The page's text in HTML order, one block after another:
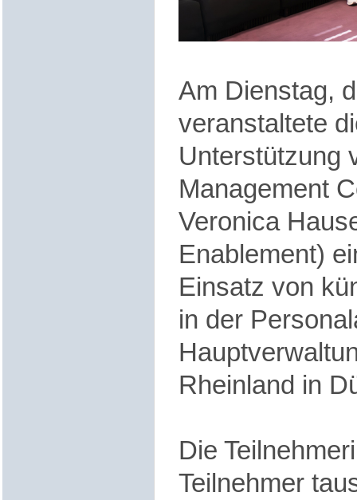
Am Dienstag,
veranstaltete
Unterstützung
Management
Veronica
Enablement)
Einsatz von
in der
Rheinland in
Die
Teilnehmer